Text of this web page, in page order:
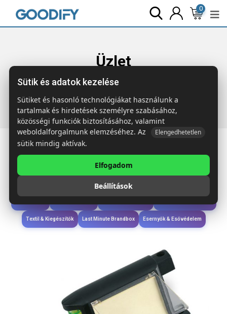
0
Üzlet
Főoldal Termékek
Szerszám
COLINDALES 2 méteres mérőszalag
Étkezés & Ivás
Wellness & Ápolás
Textil & Kiegészítők Last Minute Brandbox Esernyők & Esővédelem
Sütik és adatok kezelése
Sütiket és hasonló technológiákat használunk a
tartalmak és hirdetések személyre szabásához,
közösségi funkciók biztosításához, valamint
weboldalforgalmunk elemzéséhez. Az
Elengedhetetlen
sütik mindig aktívak.
Elfogadom
Beállítások